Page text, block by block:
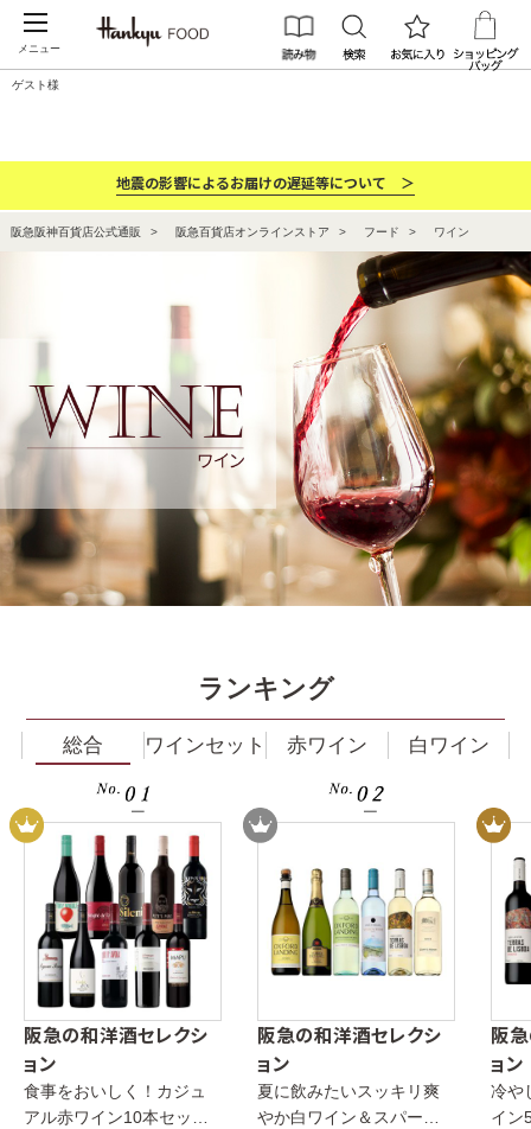
メニュー
ゲスト様
地震の影響によるお届けの遅延等について ＞
阪急阪神百貨店公式通販 阪急百貨店オンラインストア フード ワイン
ランキング
総合 ワインセット 赤ワイン 白ワイン
阪急の和洋酒セレクシ
ョン
食事をおいしく！カジュ
アル赤ワイン10本セット
阪急の和洋酒セレクシ
ョン
夏に飲みたいスッキリ爽
やか白ワイン＆スパーク
阪
ョン
冷や
イン